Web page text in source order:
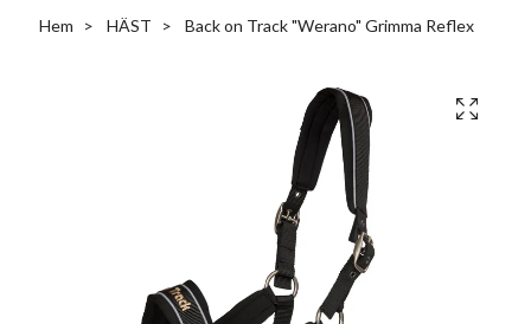
Hem HÄST Back on Track "Werano" Grimma Reflex